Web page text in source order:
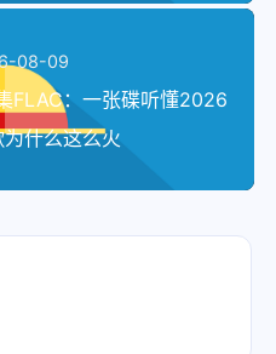
08-09
FLAC：一张碟听懂2026
什么这么火